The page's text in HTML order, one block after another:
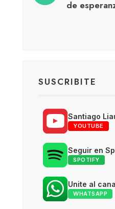
de
SUSCRIBITE
Santiago
YOUTUBE
Seguir en
SPOTIFY
Unite al
WHATSAPP